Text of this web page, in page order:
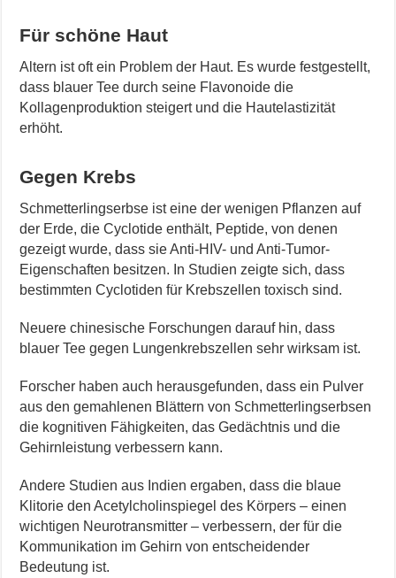
Für schöne Haut
Altern ist oft ein Problem der Haut. Es wurde festgestellt,
dass blauer Tee durch seine Flavonoide die
Kollagenproduktion steigert und die Hautelastizität
erhöht.
Gegen Krebs
Schmetterlingserbse ist eine der wenigen Pflanzen auf
der Erde, die Cyclotide enthält, Peptide, von denen
gezeigt wurde, dass sie Anti-HIV- und Anti-Tumor-
Eigenschaften besitzen. In Studien zeigte sich, dass
bestimmten Cyclotiden für Krebszellen toxisch sind.
Neuere chinesische Forschungen darauf hin, dass
blauer Tee gegen Lungenkrebszellen sehr wirksam ist.
Forscher haben auch herausgefunden, dass ein Pulver
aus den gemahlenen Blättern von Schmetterlingserbsen
die kognitiven Fähigkeiten, das Gedächtnis und die
Gehirnleistung verbessern kann.
Andere Studien aus Indien ergaben, dass die blaue
Klitorie den Acetylcholinspiegel des Körpers – einen
wichtigen Neurotransmitter – verbessern, der für die
Kommunikation im Gehirn von entscheidender
Bedeutung ist.